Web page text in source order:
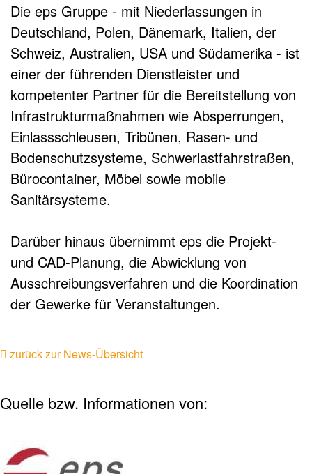
Die eps Gruppe - mit Niederlassungen in
Deutschland, Polen, Dänemark, Italien, der
Schweiz, Australien, USA und Südamerika - ist
einer der führenden Dienstleister und
kompetenter Partner für die Bereitstellung von
Infrastrukturmaßnahmen wie Absperrungen,
Einlassschleusen, Tribünen, Rasen- und
Bodenschutzsysteme, Schwerlastfahrstraßen,
Bürocontainer, Möbel sowie mobile
Sanitärsysteme.
Darüber hinaus übernimmt eps die Projekt-
und CAD-Planung, die Abwicklung von
Ausschreibungsverfahren und die Koordination
der Gewerke für Veranstaltungen.
zurück zur News-Übersicht
Quelle bzw. Informationen von: